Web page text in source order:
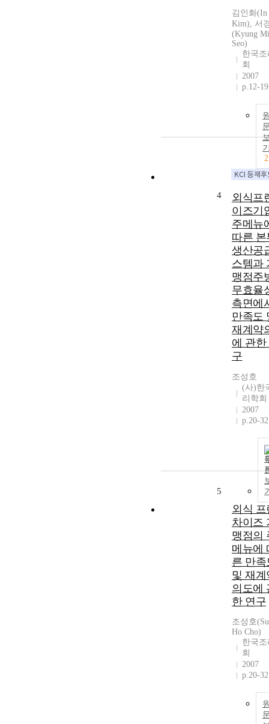
김인화(In
Kim), 서
(Kyung Mi
Seo)
한국
회
2007
p.12-19
2
4
외식프
이즈기
주메뉴
따른 본
생산공
스템과
맹점주
무효율
측면에
만족도
재계약
에 관한
구
조성호
(사)한
리학회
2007
p.20-32
5
외식 프
차이즈
맹점의
메뉴에
른 만족
및 재계
의도에
한 연구
조성호
Ho Cho)
한국
회
2007
p.20-32